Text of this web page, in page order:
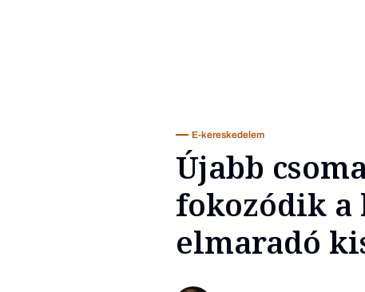
E-kereskedelem
Újabb
fokozódik a
elmaradó